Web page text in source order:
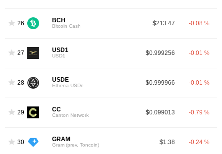
26 BCH
Bitcoin Cash $213.47 -0.08 %
27 USD1
USD1 $0.999256 -0.01 %
28 USDE
Ethena USDe $0.999966 -0.01 %
29 CC
Canton Network $0.099013 -0.79 %
30 GRAM
Gram (prev. Toncoin) $1.38 -0.24 %